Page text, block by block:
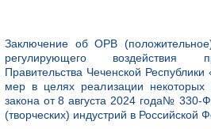
Заключение об ОРВ
регулирующего воздействия
Правительства Чеченской
мер в целях реализации некоторых
закона от 8 августа 2024 года№ 330-
(творческих) индустрий в Российской